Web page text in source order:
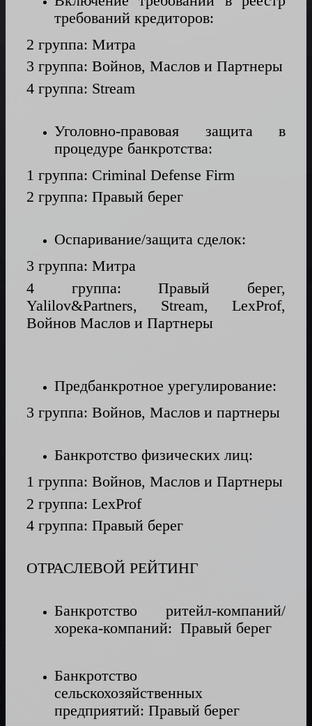
требований кредиторов:
2 группа: Митра
3 группа: Войнов, Маслов и Партнеры
4 группа: Stream
Уголовно-правовая защита в
процедуре банкротства:
1 группа: Criminal Defense Firm
2 группа: Правый берег
Оспаривание/защита сделок:
3 группа: Митра
4 группа: Правый берег,
Yalilov&Partners, Stream, LexProf,
Войнов Маслов и Партнеры
Предбанкротное урегулирование:
3 группа: Войнов, Маслов и партнеры
Банкротство физических лиц:
1 группа: Войнов, Маслов и Партнеры
2 группа: LexProf
4 группа: Правый берег
ОТРАСЛЕВОЙ РЕЙТИНГ
Банкротство ритейл-компаний/
хорека-компаний: Правый берег
Банкротство
сельскохозяйственных
предприятий: Правый берег